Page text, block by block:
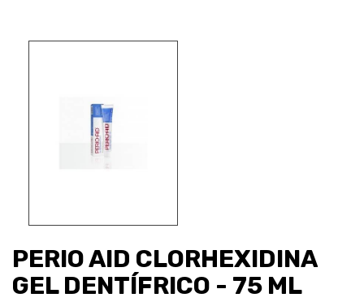
PERIO AID CLORHEXIDINA
GEL DENTÍFRICO - 75 ML